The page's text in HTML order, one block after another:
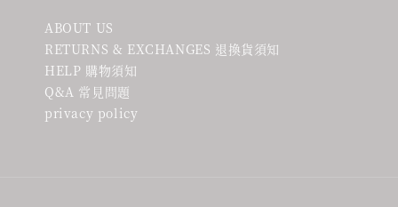
ABOUT US
RETURNS & EXCHANGES 退換貨須知
HELP 購物須知
Q&A 常見問題
privacy policy